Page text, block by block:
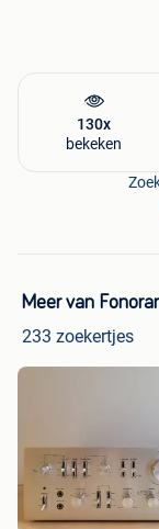
130x
bekeken
Meer van
233 zoekertjes